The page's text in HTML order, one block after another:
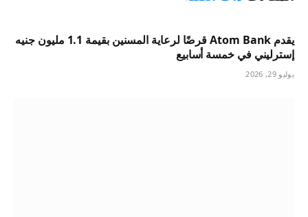
يقدم Atom Bank قرضًا لرعاية المسنين بقيمة 1.1 مليون جنيه
إسترليني في خمسة أسابيع
يوليو 29, 2026